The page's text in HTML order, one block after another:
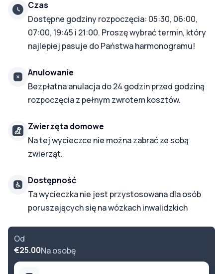
Czas
Dostępne godziny rozpoczęcia: 05:30, 06:00,
07:00, 19:45 i 21:00. Proszę wybrać termin, który
najlepiej pasuje do Państwa harmonogramu!
Anulowanie
Bezpłatna anulacja do 24 godzin przed godziną
rozpoczęcia z pełnym zwrotem kosztów.
Zwierzęta domowe
Na tej wycieczce nie można zabrać ze sobą
zwierząt.
Dostępność
Ta wycieczka nie jest przystosowana dla osób
poruszających się na wózkach inwalidzkich
Od
€25.00Na osobę